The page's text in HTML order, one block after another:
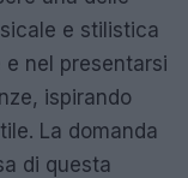
e stilistica
nel presentarsi
ispirando
La domanda
di questa